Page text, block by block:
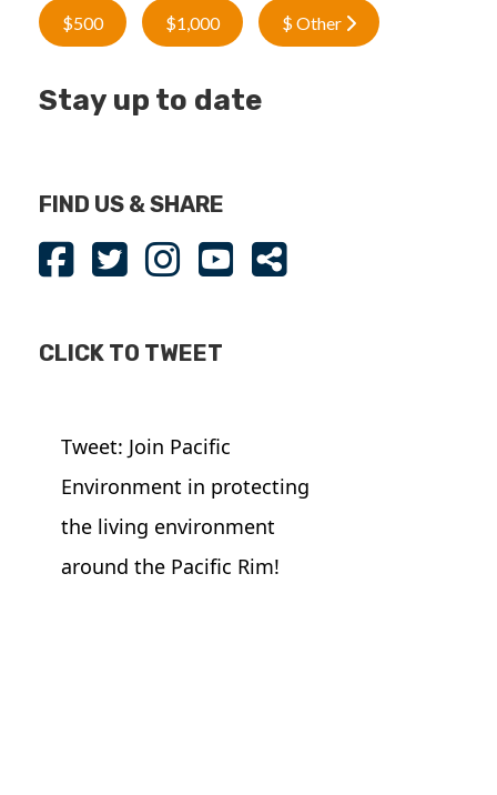
$500 $1,000 $ Other
Stay up to date
FIND US & SHARE
CLICK TO TWEET
Tweet: Join Pacific
Environment in protecting
the living environment
around the Pacific Rim!